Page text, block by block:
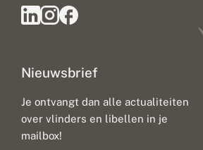
Nieuwsbrief
Je ontvangt dan alle actualiteiten
over vlinders en libellen in je
mailbox!